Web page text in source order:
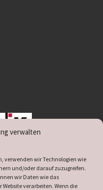
verwalten
verwenden wir Technologien wie
und/oder darauf zuzugreifen.
wir Daten wie das
verarbeiten. Wenn die